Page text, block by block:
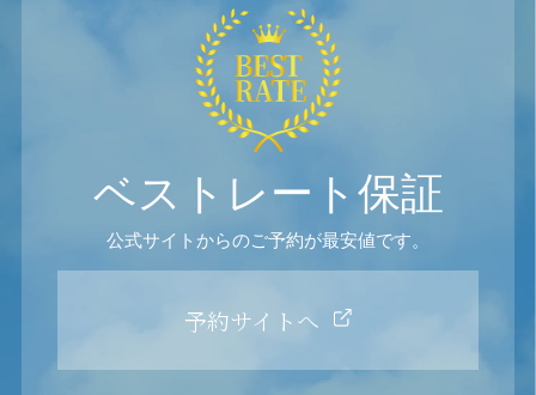
ベストレート保証
公式サイトからのご予約が最安値です。
予約サイトへ